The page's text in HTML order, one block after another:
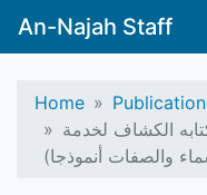
An-Najah Staff
Home
الكشاف لخدمة
والصفات أنموذجا)